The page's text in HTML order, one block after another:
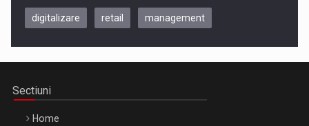
Be Inspired. Make it Happen!, CLUJ, 9 Decembrie
digitalizare retail management
Sectiuni
Home